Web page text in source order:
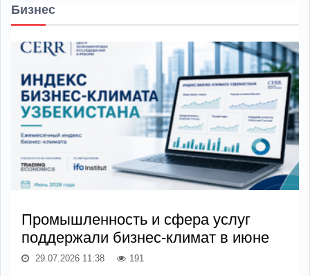
Бизнес
Промышленность и сфера услуг
поддержали бизнес-климат в июне
29.07.2026 11:38 191